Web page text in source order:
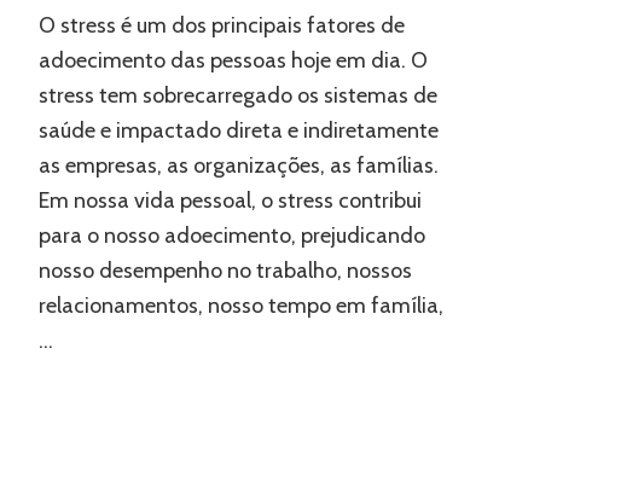
Coisas
que
você
pode
fazer
para
lidar
melhor
com
o
stress
O stress é um dos principais fatores de
adoecimento das pessoas hoje em dia. O
stress tem sobrecarregado os sistemas de
saúde e impactado direta e indiretamente
as empresas, as organizações, as famílias.
Em nossa vida pessoal, o stress contribui
para o nosso adoecimento, prejudicando
nosso desempenho no trabalho, nossos
relacionamentos, nosso tempo em família,
…